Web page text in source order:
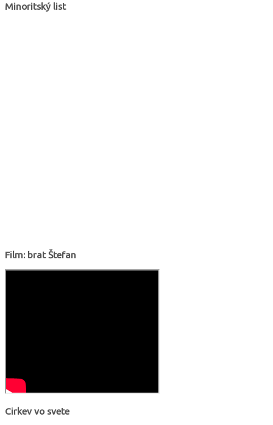
Minoritský list
Film: brat Štefan
Cirkev vo svete